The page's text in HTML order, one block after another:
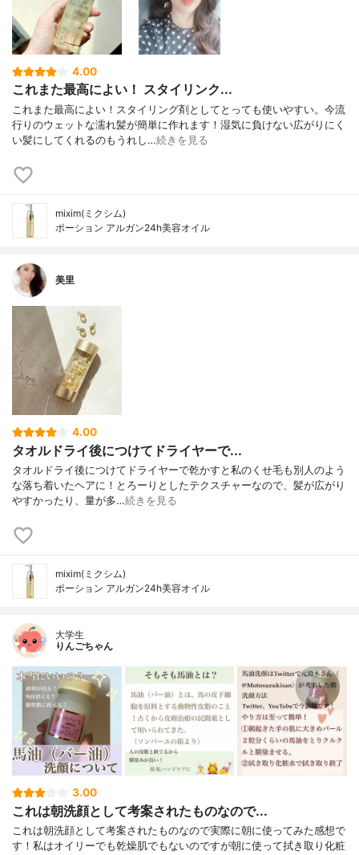
4.00
これまた最高によい！ スタイリンク...
これまた最高によい！スタイリング剤としてとっても使いやすい。今流
行りのウェットな濡れ髪が簡単に作れます！湿気に負けない広がりにく
い髪にしてくれるのもうれし…続きを見る
mixim(ミクシム)
ポーション アルガン24h美容オイル
美里
4.00
タオルドライ後につけてドライヤーで...
タオルドライ後につけてドライヤーで乾かすと私のくせ毛も別人のよう
な落ち着いたヘアに！とろーりとしたテクスチャーなので、髪が広がり
やすかったり、量が多…続きを見る
mixim(ミクシム)
ポーション アルガン24h美容オイル
大学生
りんごちゃん
3.00
これは朝洗顔として考案されたものなので...
これは朝洗顔として考案されたものなので実際に朝に使ってみた感想で
す！私はオイリーでも乾燥肌でもないのですが朝に使って拭き取り化粧